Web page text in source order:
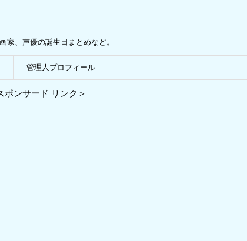
家、声優の誕生日まとめなど。
管理人プロフィール
ポンサード リンク＞